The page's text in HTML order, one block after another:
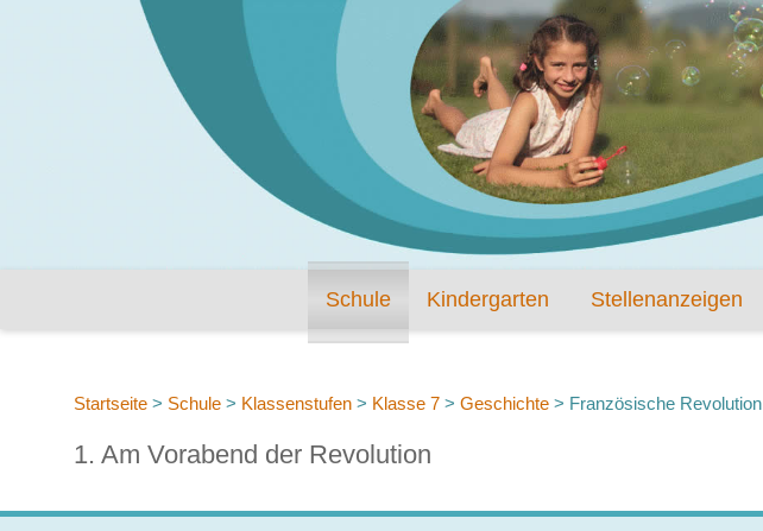
Schule Kindergarten Stellenanzeigen
Startseite > Schule > Klassenstufen > Klasse 7 > Geschichte > Französische Revolution
1. Am Vorabend der Revolution